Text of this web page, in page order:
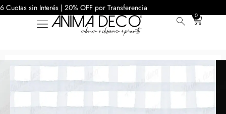
6 Cuotas sin Interés | 20% OFF por Transferencia
0